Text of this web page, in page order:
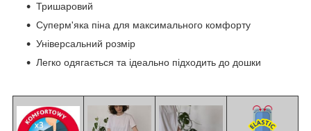
Тришаровий
Суперм'яка піна для максимального комфорту
Універсальний розмір
Легко одягається та ідеально підходить до дошки